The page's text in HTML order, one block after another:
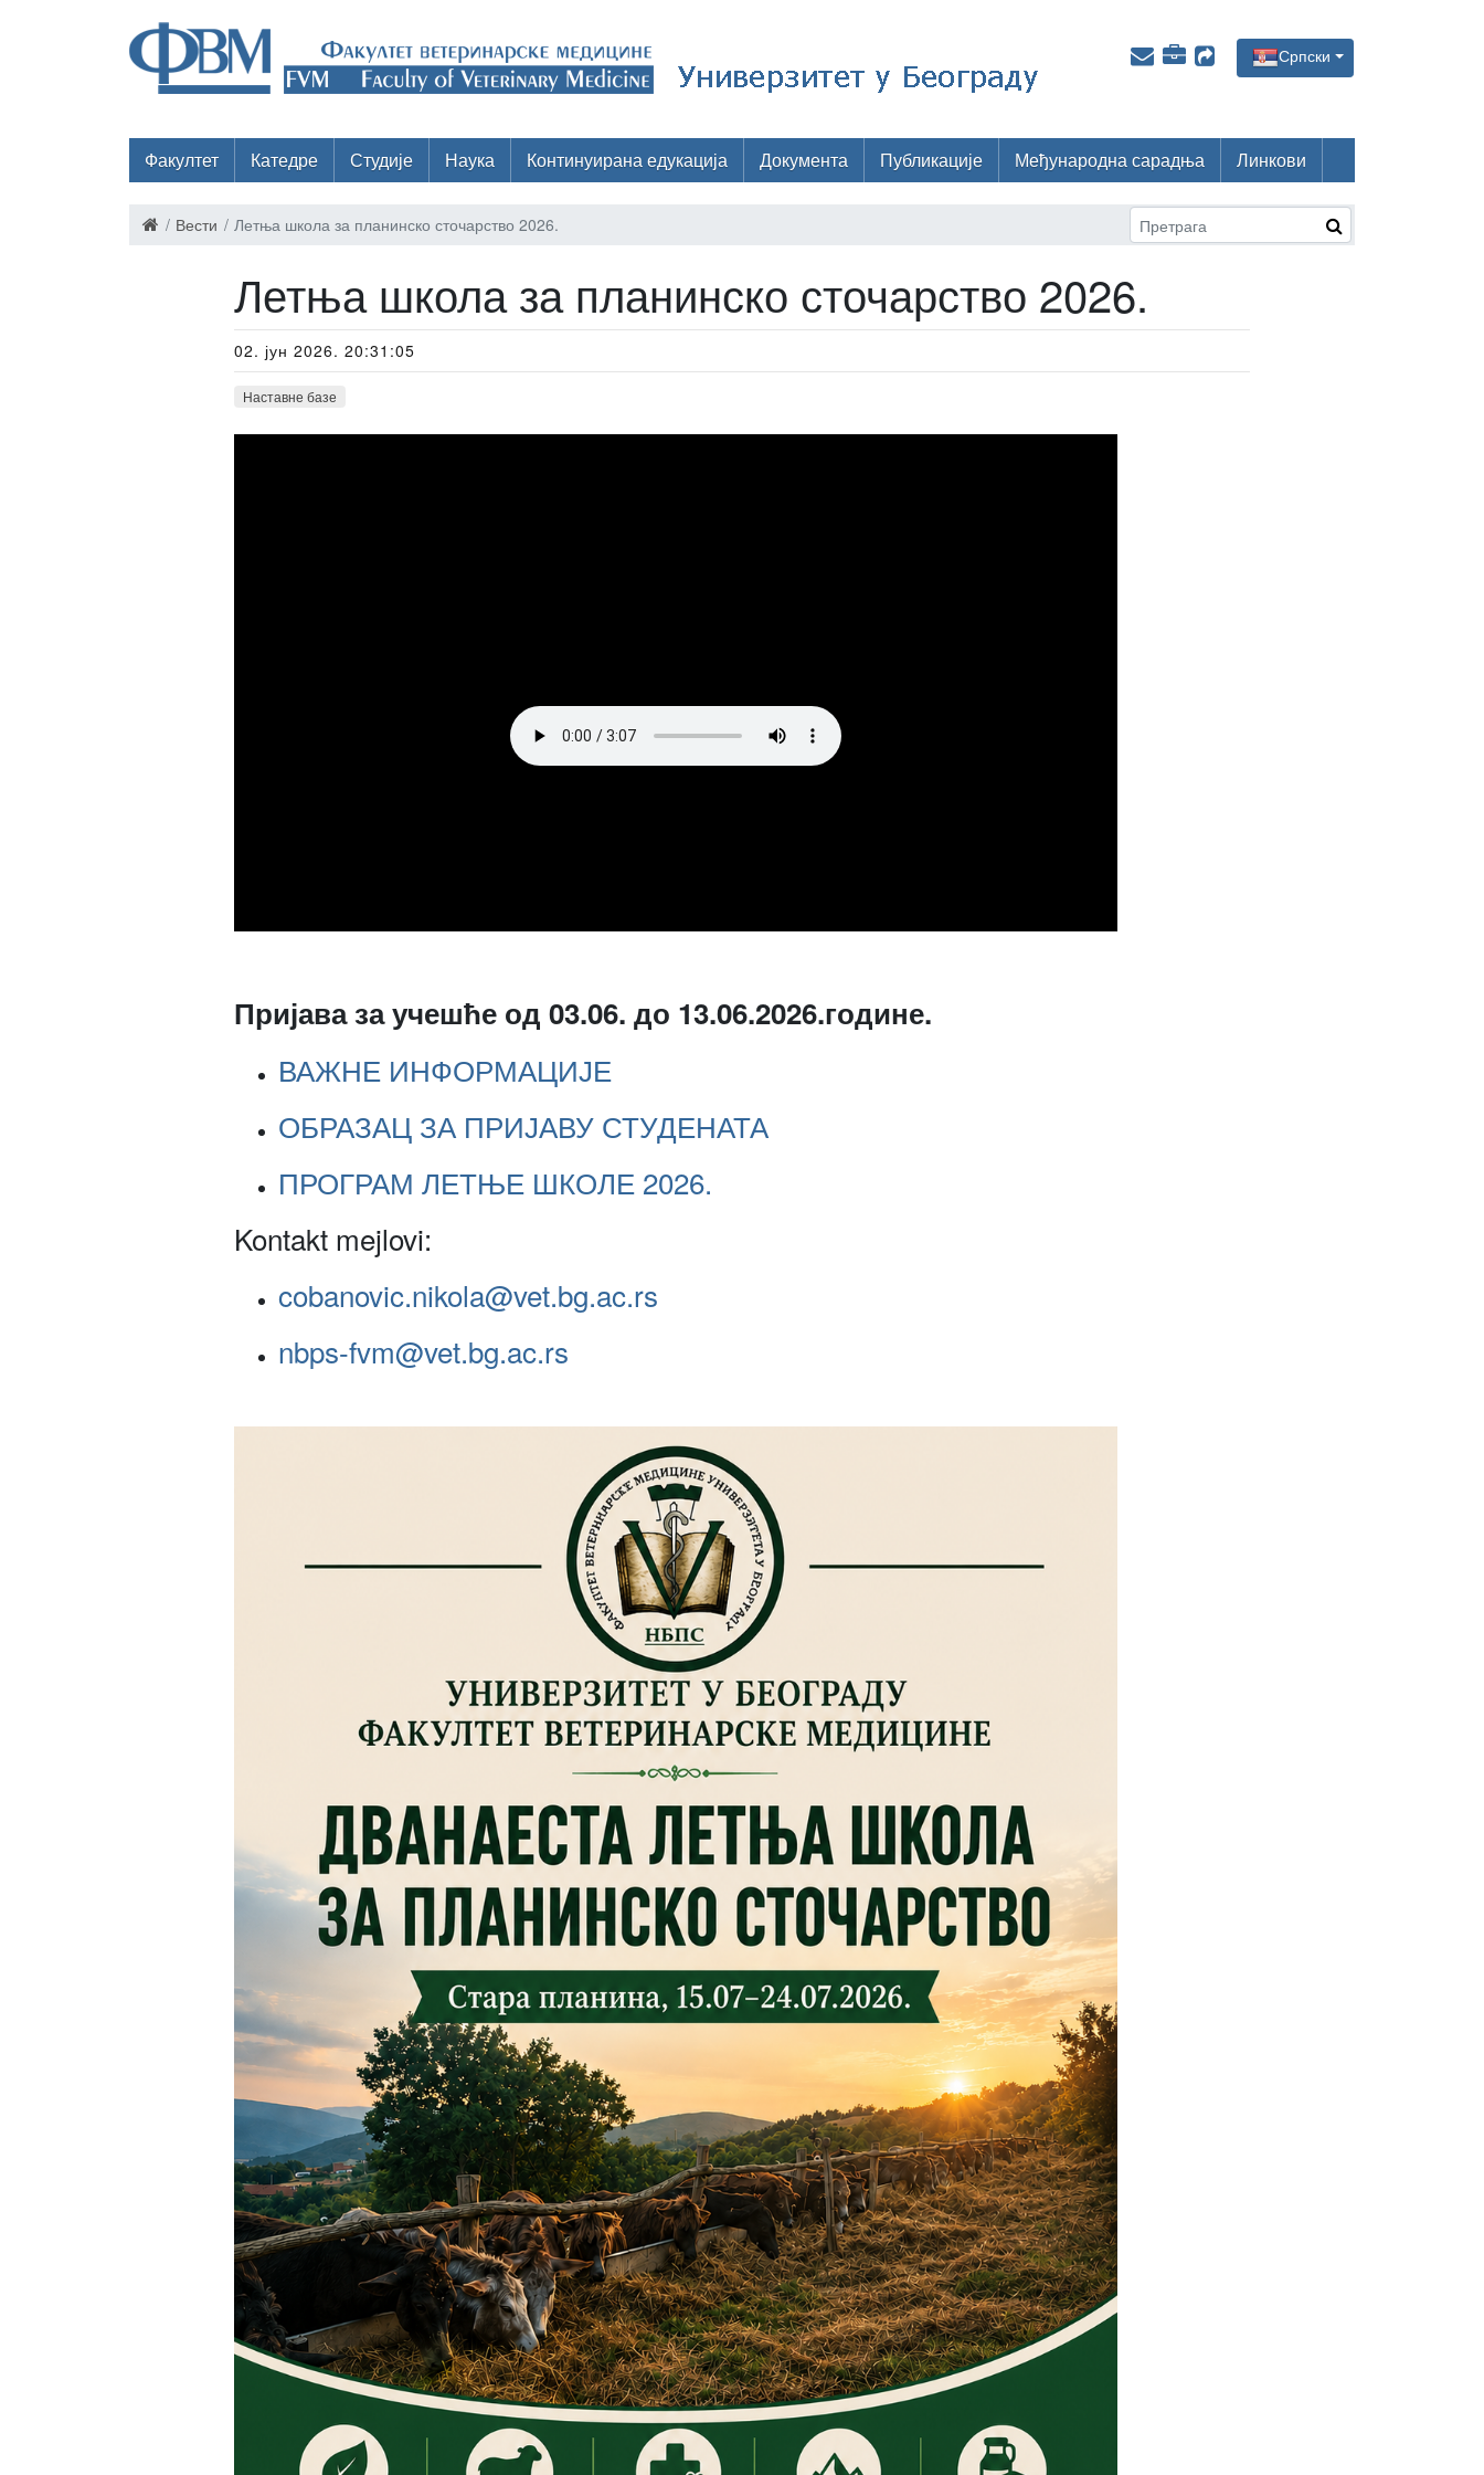
Српски
Факултет Катедре Студије Наука Континуирана едукација Документа Публикације Међународна сарадња Линкови
Вести Летња школа за планинско сточарство 2026.
Летња школа за планинско сточарство 2026.
02. јун 2026. 20:31:05
Наставне базе
Пријава за учешће од 03.06. до 13.06.2026.године.
ВАЖНЕ ИНФОРМАЦИЈЕ
ОБРАЗАЦ ЗА ПРИЈАВУ СТУДЕНАТА
ПРОГРАМ ЛЕТЊЕ ШКОЛЕ 2026.
Kontakt mejlovi:
cobanovic.nikola@vet.bg.ac.rs
nbps-fvm@vet.bg.ac.rs